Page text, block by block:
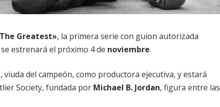
Greatest», la primera serie con guion autorizada
se estrenará el próximo 4 de noviembre.
, viuda del campeón, como productora ejecutiva, y estará
Society, fundada por Michael B. Jordan, figura entre las